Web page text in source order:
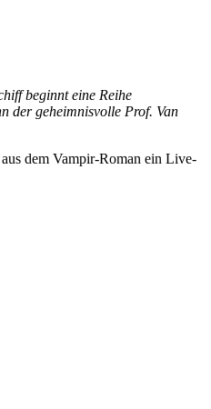
beginnt eine Reihe
der geheimnisvolle Prof. Van
dem Vampir-Roman ein Live-